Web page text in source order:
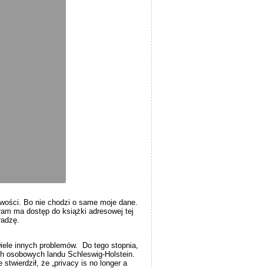
Bo nie chodzi o same moje dane.
ma dostęp do książki adresowej tej
innych problemów. Do tego stopnia,
osobowych landu Schleswig-Holstein.
że „privacy is no longer a